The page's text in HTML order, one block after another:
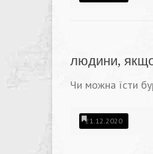
людини,
Чи можна їсти
21.12.2020